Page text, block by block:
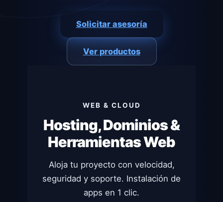
Solicitar asesoría
Ver productos
WEB & CLOUD
Hosting, Dominios &
Herramientas Web
Aloja tu proyecto con velocidad,
seguridad y soporte. Instalación de
apps en 1 clic.